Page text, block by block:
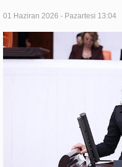
01 Haziran 2026 - Pazartesi 13:04